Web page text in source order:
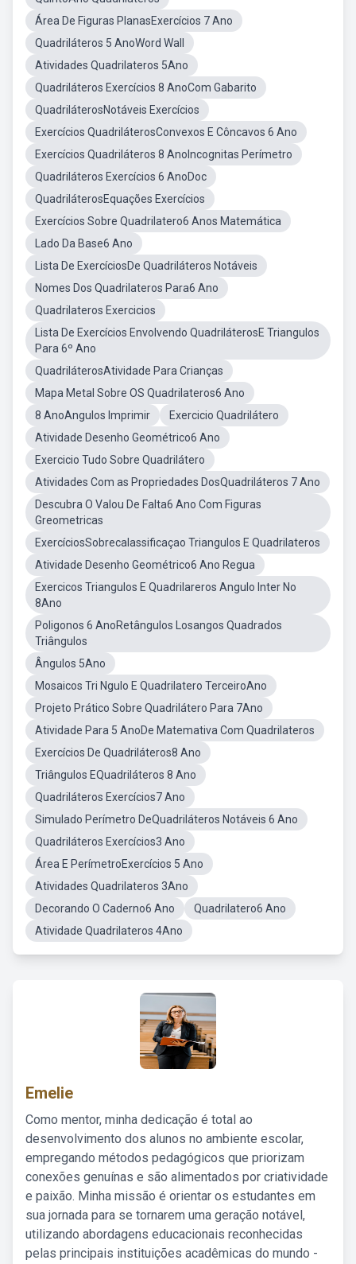
Área De Figuras PlanasExercícios 7 Ano
Quadriláteros 5 AnoWord Wall
Atividades Quadrilateros 5Ano
Quadriláteros Exercícios 8 AnoCom Gabarito
QuadriláterosNotáveis Exercícios
Exercícios QuadriláterosConvexos E Côncavos 6 Ano
Exercícios Quadriláteros 8 AnoIncognitas Perímetro
Quadriláteros Exercícios 6 AnoDoc
QuadriláterosEquações Exercícios
Exercícios Sobre Quadrilatero6 Anos Matemática
Lado Da Base6 Ano
Lista De ExercíciosDe Quadriláteros Notáveis
Nomes Dos Quadrilateros Para6 Ano
Quadrilateros Exercicios
Lista De Exercícios Envolvendo QuadriláterosE Triangulos
Para 6º Ano
QuadriláterosAtividade Para Crianças
Mapa Metal Sobre OS Quadrilateros6 Ano
8 AnoAngulos Imprimir
Exercicio Quadrilátero
Atividade Desenho Geométrico6 Ano
Exercicio Tudo Sobre Quadrilátero
Atividades Com as Propriedades DosQuadriláteros 7 Ano
Descubra O Valou De Falta6 Ano Com Figuras
Greometricas
ExercíciosSobrecalassificaçao Triangulos E Quadrilateros
Atividade Desenho Geométrico6 Ano Regua
Exercicos Triangulos E Quadrilareros Angulo Inter No
8Ano
Poligonos 6 AnoRetângulos Losangos Quadrados
Triângulos
Ângulos 5Ano
Mosaicos Tri Ngulo E Quadrilatero TerceiroAno
Projeto Prático Sobre Quadrilátero Para 7Ano
Atividade Para 5 AnoDe Matemativa Com Quadrilateros
Exercícios De Quadriláteros8 Ano
Triângulos EQuadriláteros 8 Ano
Quadriláteros Exercícios7 Ano
Simulado Perímetro DeQuadriláteros Notáveis 6 Ano
Quadriláteros Exercícios3 Ano
Área E PerímetroExercícios 5 Ano
Atividades Quadrilateros 3Ano
Decorando O Caderno6 Ano
Quadrilatero6 Ano
Atividade Quadrilateros 4Ano
Emelie
Como mentor, minha dedicação é total ao
desenvolvimento dos alunos no ambiente escolar,
empregando métodos pedagógicos que priorizam
conexões genuínas e são alimentados por criatividade
e paixão. Minha missão é orientar os estudantes em
sua jornada para se tornarem uma geração notável,
utilizando abordagens educacionais reconhecidas
pelas principais instituições acadêmicas do mundo -